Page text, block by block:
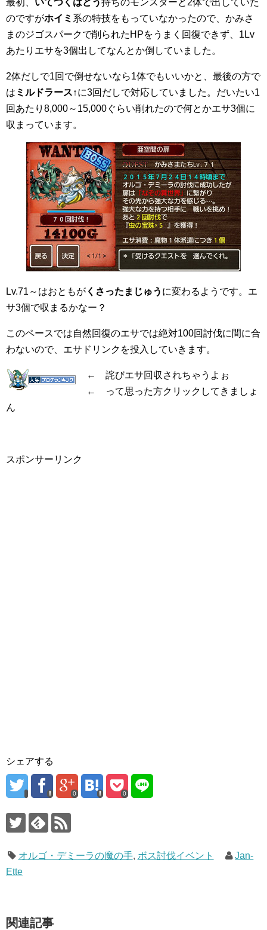
最初、 いてつくはどう持ちのモンスターと2体で出していた
のですがホイミ 系の特技をもっていなかったので、かみさ
まのジゴスパークで削られたHPをうまく回復できず、1Lv
あたりエサを3個出してなんとか倒していました。
2体だしで1回で倒せないなら1体でもいいかと、最後の方で
は ミルドラース↑に3回だしで対応していました。だいたい1
回あたり8,000～15,000ぐらい削れたので何とかエサ3個に
収まっています。
Lv.71～はおともが くさったまじゅう に変わるようです。エ
サ3個で収まるかなー？
このペースでは自然回復のエサでは絶対100回討伐に間に合
わないので、エサドリンクを投入していきます。
← 詫びエサ回収されちゃうよぉ
← って思った方クリックしてきましょ
ん
スポンサーリンク
シェアする
0 0
オルゴ・デミーラの魔の手, ボス討伐イベント
Jan-
Ette
関連記事